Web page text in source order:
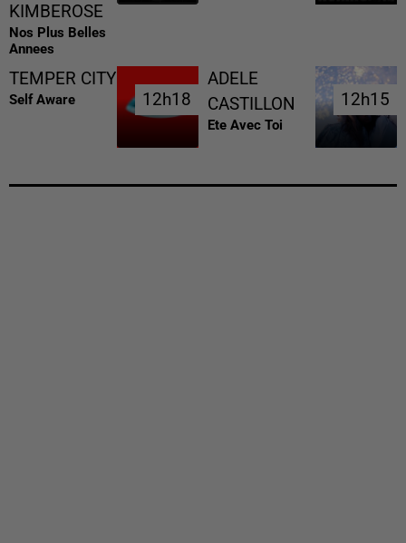
KIMBEROSE
Nos Plus Belles
Annees
TEMPER CITY
Self Aware 12h18
12h18
ADELE
CASTILLON
Ete Avec Toi
12h15
12h15